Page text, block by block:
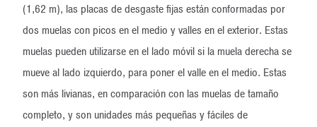
(1,62 m), las placas de desgaste fijas están conformadas por
dos muelas con picos en el medio y valles en el exterior. Estas
muelas pueden utilizarse en el lado móvil si la muela derecha se
mueve al lado izquierdo, para poner el valle en el medio. Estas
son más livianas, en comparación con las muelas de tamaño
completo, y son unidades más pequeñas y fáciles de